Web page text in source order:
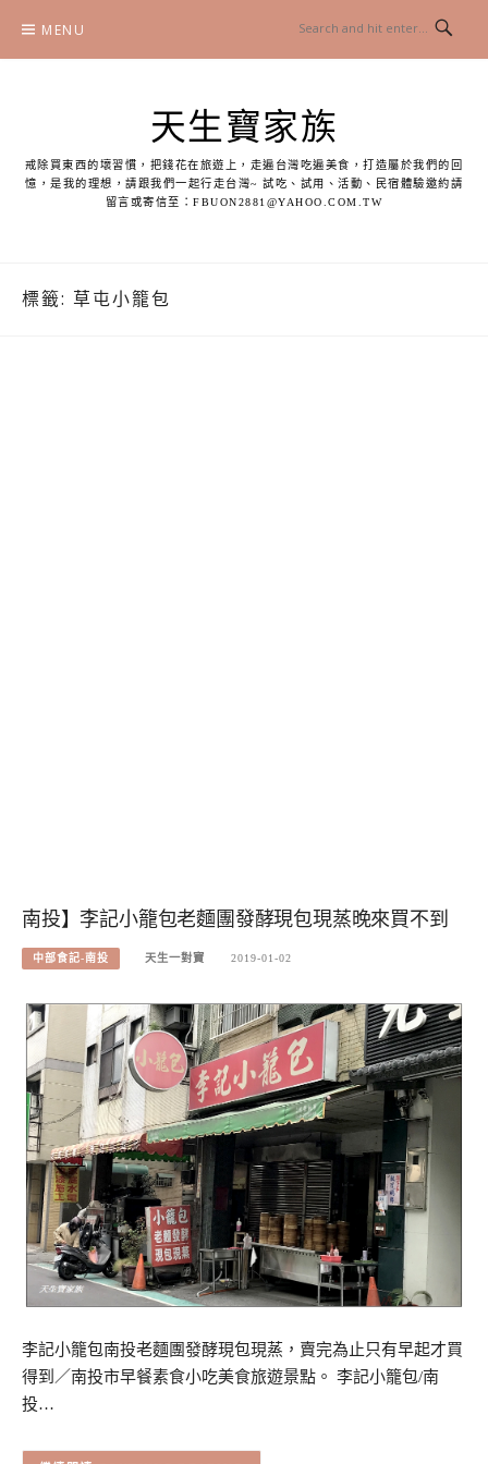
content
MENU
天生寶家族
戒除買東西的壞習慣，把錢花在旅遊上，走遍台灣吃遍美食，打造屬於我們的回
憶，是我的理想，請跟我們一起行走台灣~ 試吃、試用、活動、民宿體驗邀約請
留言或寄信至：FBUON2881@YAHOO.COM.TW
標籤: 草屯小籠包
南投】李記小籠包老麵團發酵現包現蒸晚來買不到
中部食記-南投 天生一對寶 2019-01-02
李記小籠包南投老麵團發酵現包現蒸，賣完為止只有早起才買
得到／南投市早餐素食小吃美食旅遊景點。 李記小籠包/南
投…